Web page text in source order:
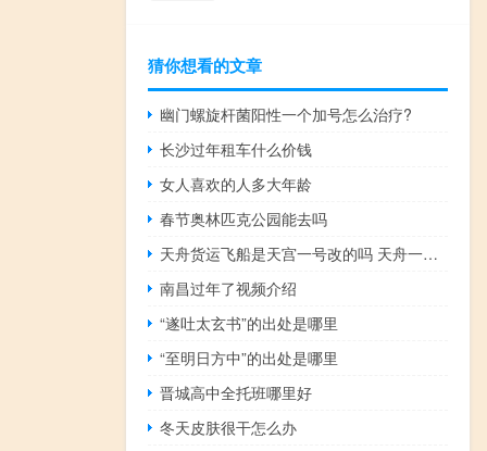
猜你想看的文章
幽门螺旋杆菌阳性一个加号怎么治疗?
长沙过年租车什么价钱
女人喜欢的人多大年龄
春节奥林匹克公园能去吗
天舟货运飞船是天宫一号改的吗 天舟一号货运飞船
南昌过年了视频介绍
“遂吐太玄书”的出处是哪里
“至明日方中”的出处是哪里
晋城高中全托班哪里好
冬天皮肤很干怎么办